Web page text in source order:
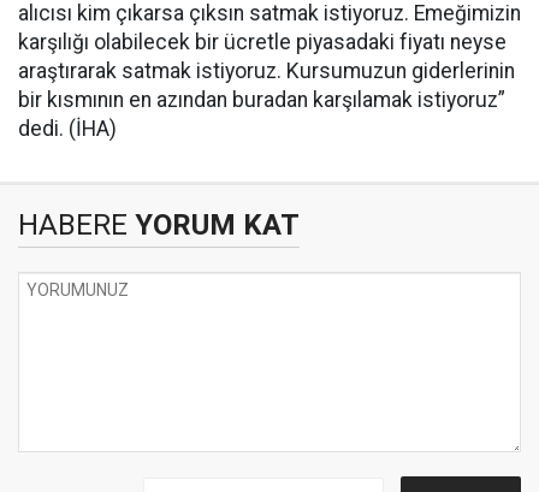
alıcısı kim çıkarsa çıksın satmak istiyoruz. Emeğimizin
karşılığı olabilecek bir ücretle piyasadaki fiyatı neyse
araştırarak satmak istiyoruz. Kursumuzun giderlerinin
bir kısmının en azından buradan karşılamak istiyoruz”
dedi. (İHA)
HABERE YORUM KAT